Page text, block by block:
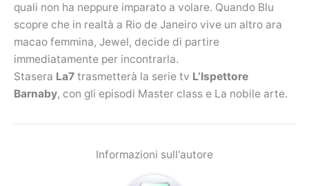
quali non ha neppure imparato a volare. Quando Blu
scopre che in realtà a Rio de Janeiro vive un altro ara
macao femmina, Jewel, decide di partire
immediatamente per incontrarla.
Stasera La7 trasmetterà la serie tv L’Ispettore
Barnaby, con gli episodi Master class e La nobile arte.
Informazioni sull'autore